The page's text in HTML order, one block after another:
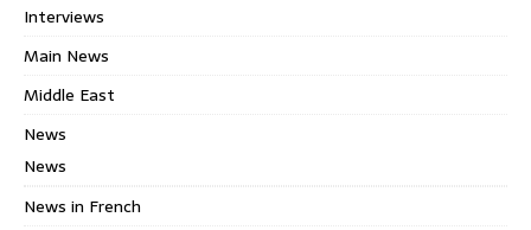
Interviews
Main News
Middle East
News
News
News in French